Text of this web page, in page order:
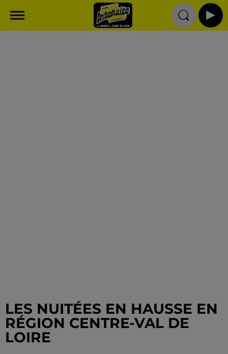
LES NUITÉES EN HAUSSE EN
RÉGION CENTRE-VAL DE
LOIRE